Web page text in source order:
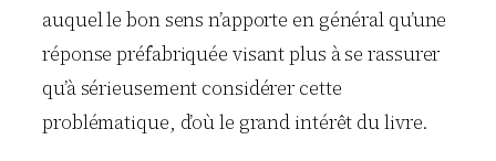
auquel le bon sens n’apporte en général qu’une
réponse préfabriquée visant plus à se rassurer
qu’à sérieusement considérer cette
problématique, d’où le grand intérêt du livre.